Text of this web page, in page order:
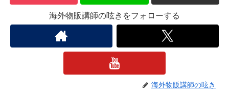
海外物販講師の呟きをフォローする
海外物販講師の呟き